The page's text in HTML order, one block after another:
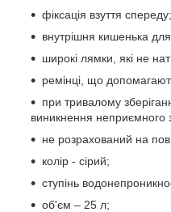
фіксація взуття спереду;
внутрішня кишенька
широкі лямки, які не
ремінці, що
при тривалому
виникнення неприємного
не розрахований на
колір - сірий;
ступінь
об'єм – 25 л;